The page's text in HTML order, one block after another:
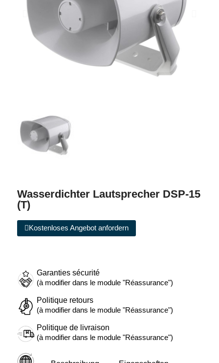
Wasserdichter Lautsprecher DSP-15
(T)
Kostenloses Angebot anfordern
Garanties sécurité
(à modifier dans le module "Réassurance")
Politique retours
(à modifier dans le module "Réassurance")
Politique de livraison
(à modifier dans le module "Réassurance")